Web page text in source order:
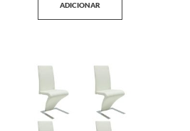
ADICIONAR